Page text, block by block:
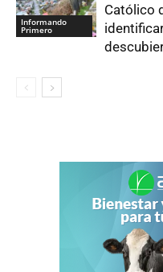
Informando
Primero
Católico